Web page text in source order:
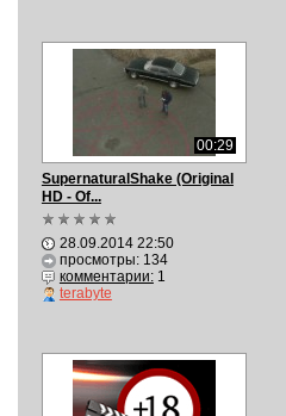
00:29
SupernaturalShake (Original
HD - Of...
28.09.2014 22:50
просмотры: 134
комментарии:1
terabyte